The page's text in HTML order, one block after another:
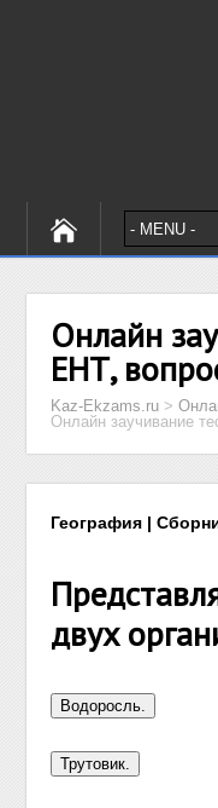
Онлайн
ЕНТ,
Kaz-Ekzams.ru >
Онлайн заучивание
География |
двух